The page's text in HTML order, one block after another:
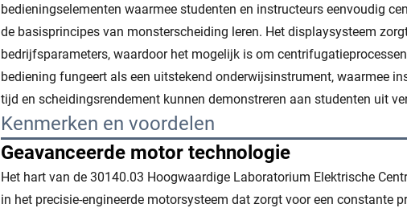
bedieningselementen waarmee studenten en instructeurs eenvoudig
de basisprincipes van monsterscheiding leren. Het displaysysteem
bedrijfsparameters, waardoor het mogelijk is om
bediening fungeert als een uitstekend onderwijsinstrument, waarmee
tijd en scheidingsrendement kunnen demonstreren aan studenten uit
Kenmerken en voordelen
Geavanceerde motor technologie
Het hart van de 30140.03 Hoogwaardige Laboratorium Elektrische
in het precisie-engineerde motorsysteem dat zorgt voor een constante